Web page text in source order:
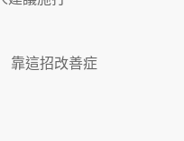
奪命快？
靠這招改善症